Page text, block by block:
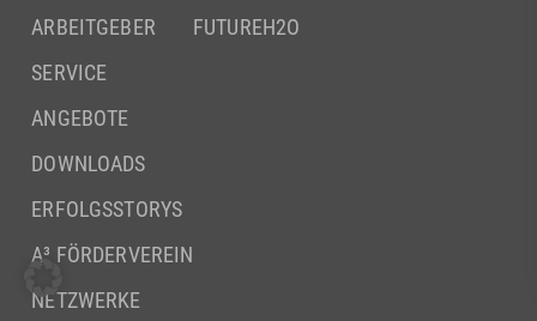
ARBEITGEBER
FUTUREH2O
SERVICE
ANGEBOTE
DOWNLOADS
ERFOLGSSTORYS
A³ FÖRDERVEREIN
NETZWERKE